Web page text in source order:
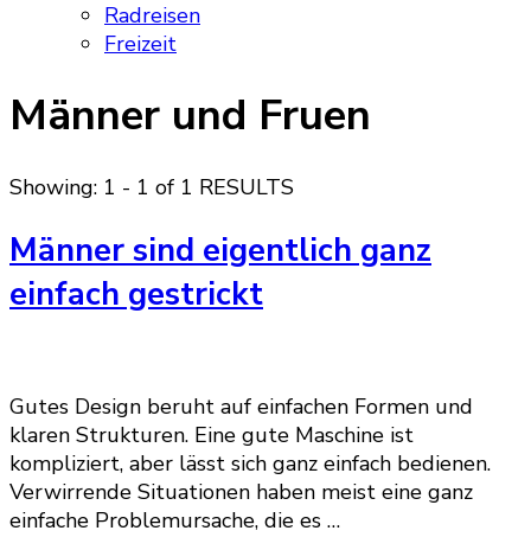
Radreisen
Freizeit
Männer und Fruen
Showing: 1 - 1 of 1 RESULTS
Männer sind eigentlich ganz
einfach gestrickt
Gutes Design beruht auf einfachen Formen und
klaren Strukturen. Eine gute Maschine ist
kompliziert, aber lässt sich ganz einfach bedienen.
Verwirrende Situationen haben meist eine ganz
einfache Problemursache, die es …